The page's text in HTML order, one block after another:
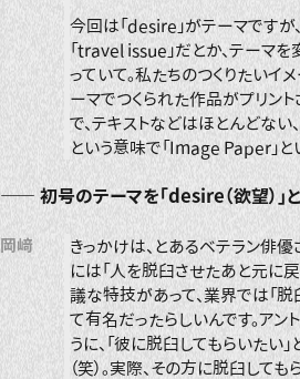
今回は「desire」がテーマですが
「travel issue」だとか、テーマ
っていて。私たちのつくりたいイ
ーマでつくられた作品がプリント
で、テキストなどはほとんどな
という意味で「Image Paper」と
―― 初号のテーマを「desire（欲望）」
岡﨑
きっかけは、とあるベテラン俳優
には「人を脱臼させたあと元に
議な特技があって、業界では「
て有名だったらしいんです。アン
うに、「彼に脱臼してもらいたい
（笑）。実際、その方に脱臼して